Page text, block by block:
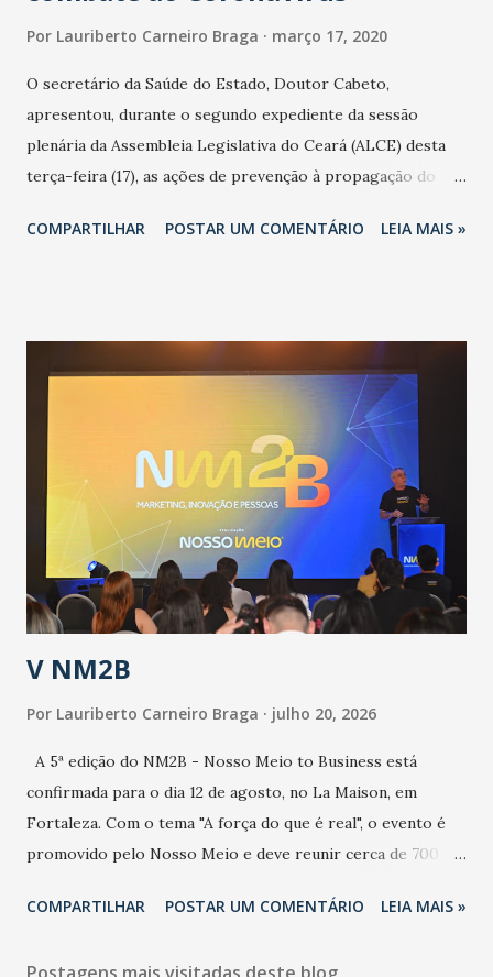
Por Lauriberto Carneiro Braga março 17, 2020
O secretário da Saúde do Estado, Doutor Cabeto,
apresentou, durante o segundo expediente da sessão
plenária da Assembleia Legislativa do Ceará (ALCE) desta
terça-feira (17), as ações de prevenção à propagação do
adotadas pelo Governo do Estado na contenção da
população suspeita e de cuidados com os ambientes
públicos e domiciliares. “Nós não estamos vivendo uma
epidemia comum, como temos em todos os anos, com
aumento de casos de dengue, influenza ou H1N1. Trata-se
de uma epidemia com um vírus diferente, com um poder de
contaminação maior que outros coronavírus”, apontou o
secretário. Segundo ele, é uma epidemia com chance de
contaminação alta, podendo gerar um grande risco à
população e ao sistema de saúde. “Precisamos saber fazer a
estratificação do risco da doença, para não so...
COMPARTILHAR POSTAR UM COMENTÁRIO LEIA MAIS »
V NM2B
Por Lauriberto Carneiro Braga julho 20, 2026
A 5ª edição do NM2B - Nosso Meio to Business está
confirmada para o dia 12 de agosto, no La Maison, em
Fortaleza. Com o tema "A força do que é real", o evento é
promovido pelo Nosso Meio e deve reunir cerca de 700
e lideranças do Mercado Nacional. Desde 2022, o NM2B
COMPARTILHAR POSTAR UM COMENTÁRIO LEIA MAIS »